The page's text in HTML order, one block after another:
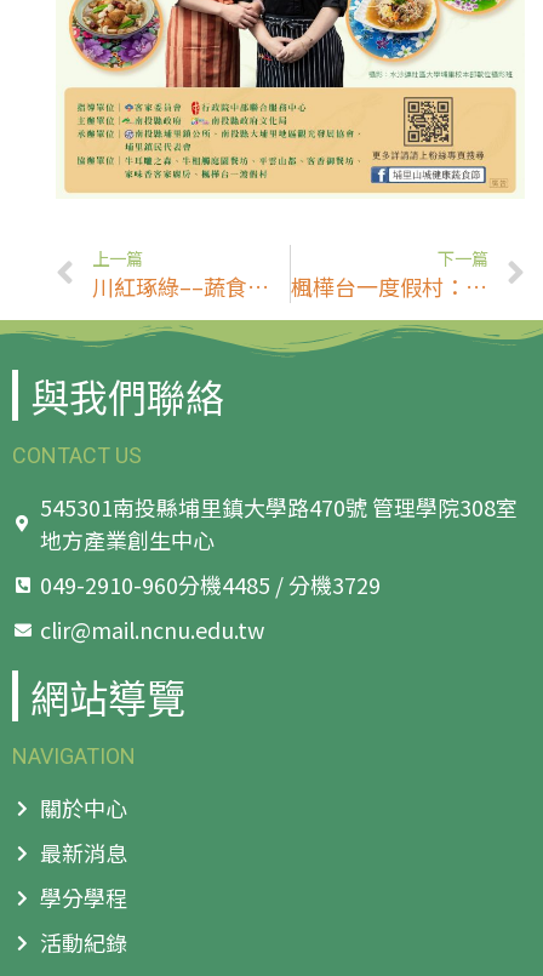
上一篇
川紅琢綠––蔬食料理中的一點紅
下一篇
楓樺台一度假村：花卉王國舞花菇
與我們聯絡
CONTACT US
545301南投縣埔里鎮大學路470號 管理學院308室
地方產業創生中心
049-2910-960分機4485 / 分機3729
clir@mail.ncnu.edu.tw
網站導覽
NAVIGATION
關於中心
最新消息
學分學程
活動紀錄